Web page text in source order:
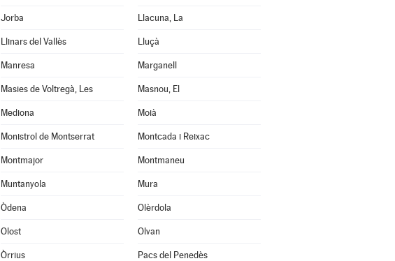
Jorba Llacuna, La
Llinars del Vallès Lluçà
Manresa Marganell
Masies de Voltregà, Les Masnou, El
Mediona Moià
Monistrol de Montserrat Montcada i Reixac
Montmajor Montmaneu
Muntanyola Mura
Òdena Olèrdola
Olost Olvan
Òrrius Pacs del Penedès